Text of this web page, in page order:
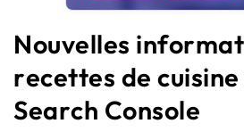
Solutions
Ressources
Audit SEO
Nouvelles
recettes de
Search Console